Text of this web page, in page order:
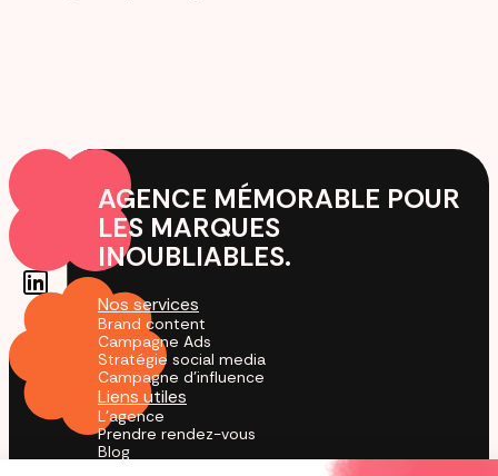
AGENCE MÉMORABLE POUR
LES MARQUES
INOUBLIABLES.
Nos services
Brand content
Campagne Ads
Stratégie social media
Campagne d'influence
Liens utiles
L'agence
Prendre rendez-vous
Blog